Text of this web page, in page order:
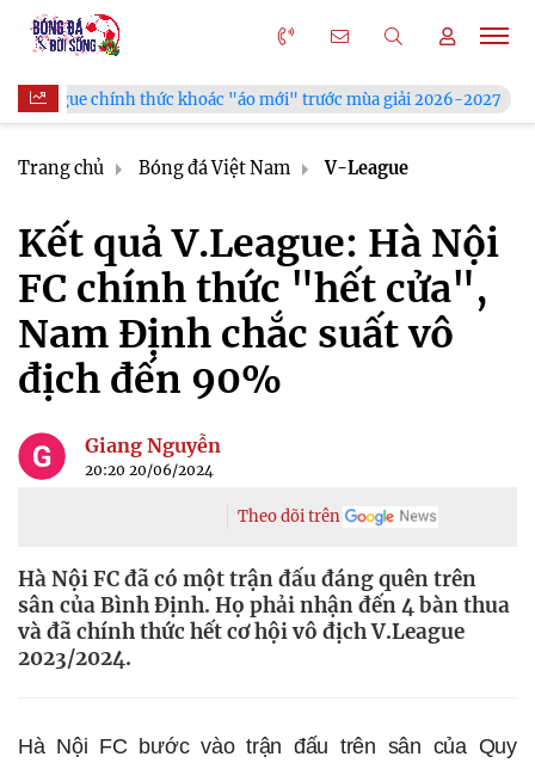
"áo mới" trước mùa giải 2026-2027 Xã Hùng Châu
Trang chủ Bóng đá Việt Nam V-League
Kết quả V.League: Hà Nội
FC chính thức "hết cửa",
Nam Định chắc suất vô
địch đến 90%
Giang Nguyễn
20:20 20/06/2024
Theo dõi trên
Hà Nội FC đã có một trận đấu đáng quên trên
sân của Bình Định. Họ phải nhận đến 4 bàn thua
và đã chính thức hết cơ hội vô địch V.League
2023/2024.
Hà Nội FC bước vào trận đấu trên sân của Quy